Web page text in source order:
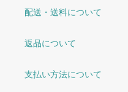
配送・送料について
返品について
支払い方法について